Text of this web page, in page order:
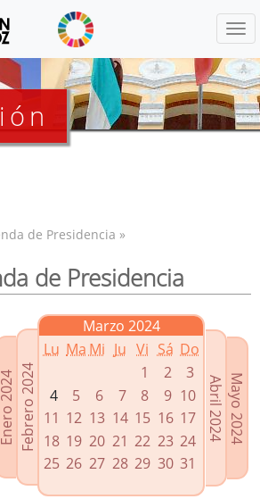
Enlaces relacionados
Juntas de gobierno
Europeos
de Presidencia »
de Presidencia
Enero 2024Febrero 2024
Marzo 2024
Lu Ma Mi Ju Vi Sá Do
1
2
3
4
5 6 7 8 9 10
11 12 13 14 15 16 17
18 19 20 21 22 23 24
25 26 27 28 29 30 31
Mayo 2024
Abril 2024